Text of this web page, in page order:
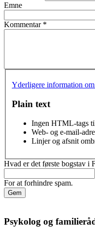
Emne
Kommentar *
Yderligere information
Plain text
Ingen HTML-tags
Web- og e-mail-
Linjer og afsnit
Hvad er det første bogstav i
For at forhindre spam.
Psykolog og